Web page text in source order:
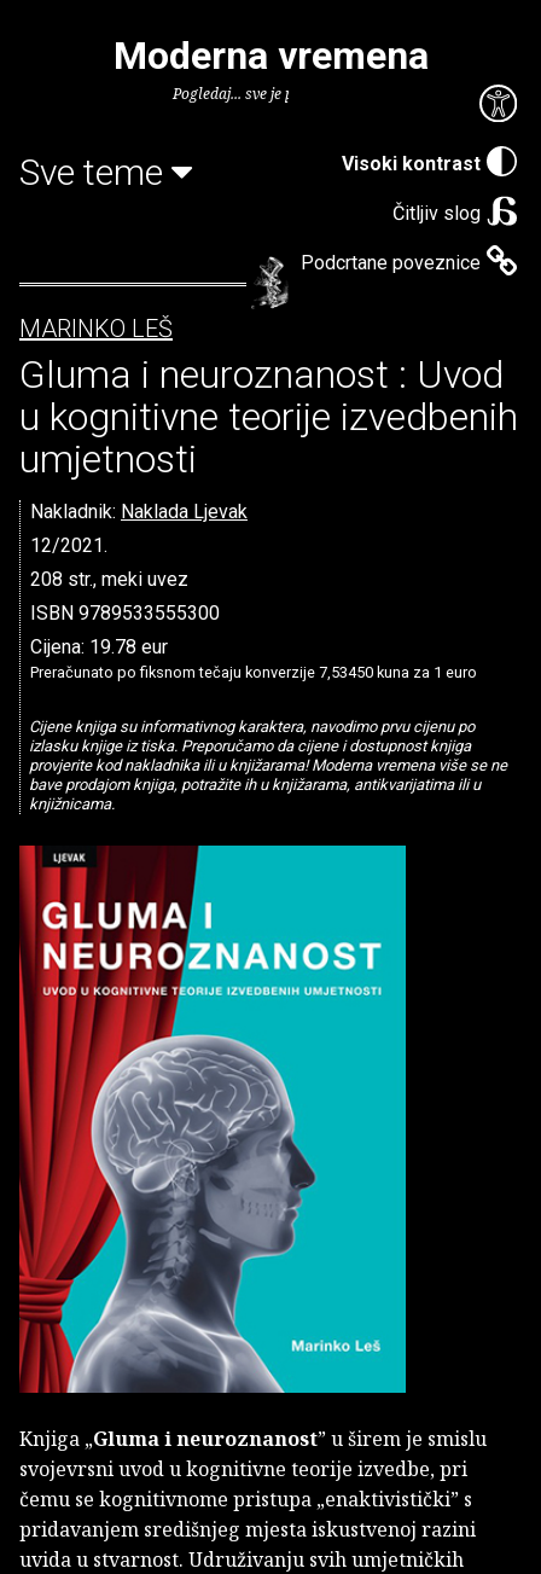
Visoki kontrast
Čitljiv slog
Podcrtane poveznice
Moderna vremena
Pogledaj... sve je puno knjiga.
Sve teme
MARINKO LEŠ
Gluma i neuroznanost : Uvod
u kognitivne teorije izvedbenih
umjetnosti
Nakladnik: Naklada Ljevak
12/2021.
208 str., meki uvez
ISBN 9789533555300
Cijena: 19.78 eur
Preračunato po fiksnom tečaju konverzije 7,53450 kuna za 1 euro
Cijene knjiga su informativnog karaktera, navodimo prvu cijenu po
izlasku knjige iz tiska. Preporučamo da cijene i dostupnost knjiga
provjerite kod nakladnika ili u knjižarama! Moderna vremena više se ne
bave prodajom knjiga, potražite ih u knjižarama, antikvarijatima ili u
knjižnicama.
Knjiga „Gluma i neuroznanost” u širem je smislu
svojevrsni uvod u kognitivne teorije izvedbe, pri
čemu se kognitivnome pristupa „enaktivistički” s
pridavanjem središnjeg mjesta iskustvenoj razini
uvida u stvarnost. Udruživanju svih umjetničkih